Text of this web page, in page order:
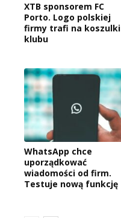
XTB sponsorem FC
Porto. Logo polskiej
firmy trafi na koszulki
klubu
WhatsApp chce
uporządkować
wiadomości od firm.
Testuje nową funkcję